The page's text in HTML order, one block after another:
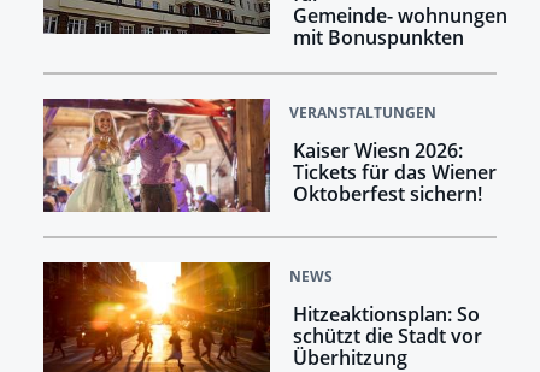
Gemeinde- wohnungen
mit Bonuspunkten
VERANSTALTUNGEN
Kaiser Wiesn 2026:
Tickets für das Wiener
Oktoberfest sichern!
NEWS
Hitzeaktionsplan: So
schützt die Stadt vor
Überhitzung